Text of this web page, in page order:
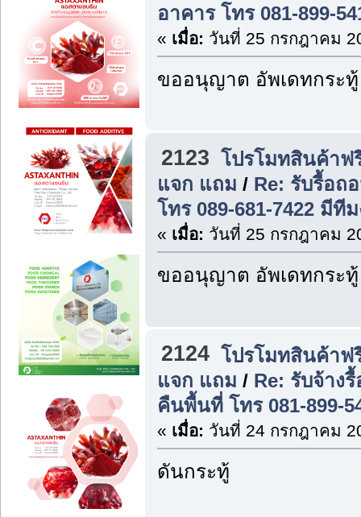
อาคาร โทร 081-899-
« เมื่อ: วันที่ 25 กรกฎาคม
ขออนุญาต อัพเดทกระทู้
2123 โปรโมทสินค้าฟ
แจก แถม / Re: รับรื้อถ
โทร 089-681-7422 มี
« เมื่อ: วันที่ 25 กรกฎาคม
ขออนุญาต อัพเดทกระทู้
2124 โปรโมทสินค้าฟ
แจก แถม / Re: รับจ้าง
คืนพื้นที่ โทร 081-899-
« เมื่อ: วันที่ 24 กรกฎาคม
ดันกระทู้